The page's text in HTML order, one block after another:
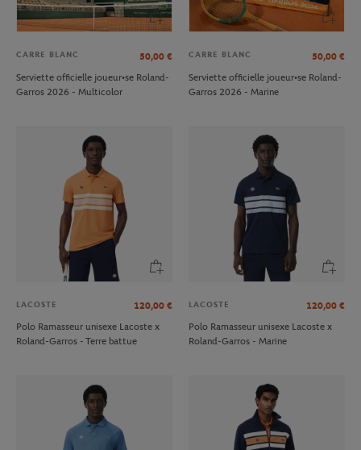
CARRE BLANC 50,00 €
Serviette officielle joueur•se Roland-
Garros 2026 - Multicolor
CARRE BLANC 50,00 €
Serviette officielle joueur•se Roland-
Garros 2026 - Marine
LACOSTE 120,00 €
Polo Ramasseur unisexe Lacoste x
Roland-Garros - Terre battue
LACOSTE 120,00 €
Polo Ramasseur unisexe Lacoste x
Roland-Garros - Marine